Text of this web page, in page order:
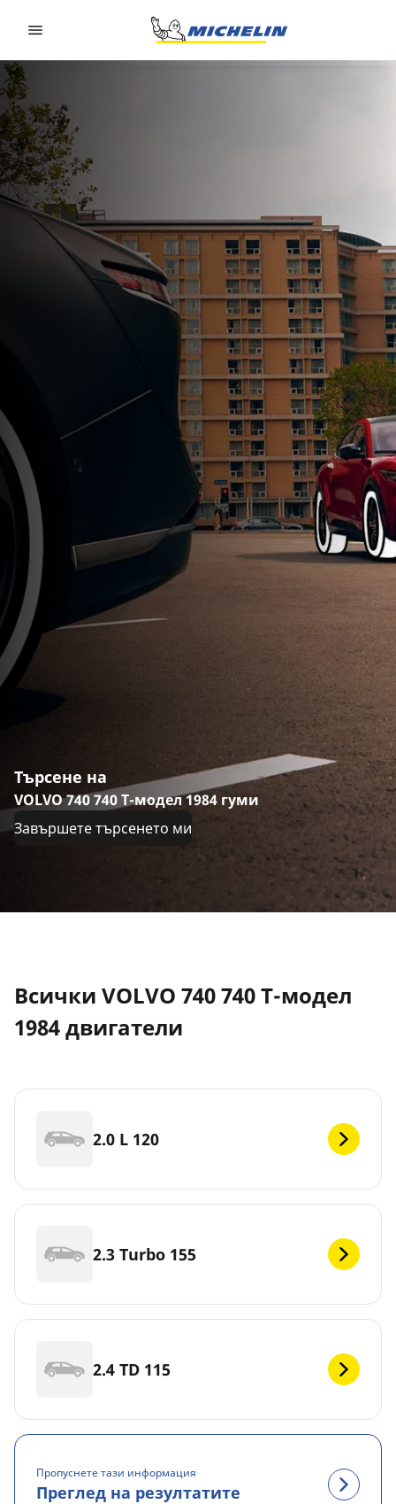
Търсене на
VOLVO 740 740 Т-модел 1984 гуми
Завършете търсенето ми
Всички VOLVO 740 740 Т-модел
1984 двигатели
2.0 L 120
2.3 Turbo 155
2.4 TD 115
Пропуснете тази информация
Преглед на резултатите